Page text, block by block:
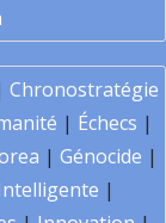
Chronostratégie
| Échecs |
| Génocide |
|